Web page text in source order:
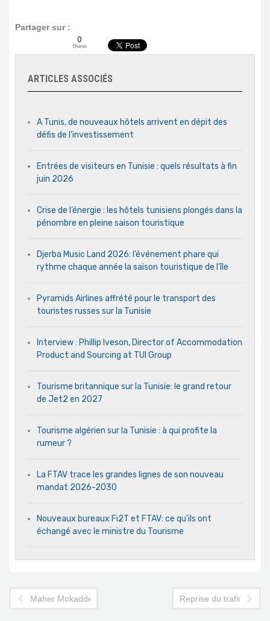
Partager sur :
0
Shares
ARTICLES ASSOCIÉS
A Tunis, de nouveaux hôtels arrivent en dépit des
défis de l’investissement
Entrées de visiteurs en Tunisie : quels résultats à fin
juin 2026
Crise de l’énergie : les hôtels tunisiens plongés dans la
pénombre en pleine saison touristique
Djerba Music Land 2026: l’événement phare qui
rythme chaque année la saison touristique de l’île
Pyramids Airlines affrété pour le transport des
touristes russes sur la Tunisie
Interview : Phillip Iveson, Director of Accommodation
Product and Sourcing at TUI Group
Tourisme britannique sur la Tunisie: le grand retour
de Jet2 en 2027
Tourisme algérien sur la Tunisie : à qui profite la
rumeur ?
La FTAV trace les grandes lignes de son nouveau
mandat 2026-2030
Nouveaux bureaux Fi2T et FTAV: ce qu’ils ont
échangé avec le ministre du Tourisme
Maher Mokaddem: «les clients paieront plus pour des
Reprise du trafic